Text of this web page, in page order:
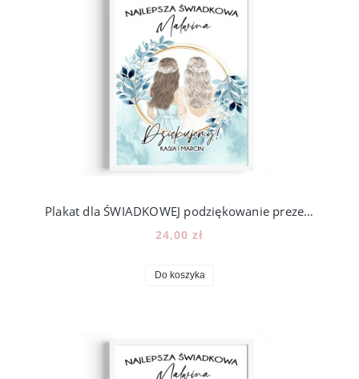
Plakat dla ŚWIADKOWEJ podziękowanie prezent - wzór PS4
24,00 zł
Do koszyka